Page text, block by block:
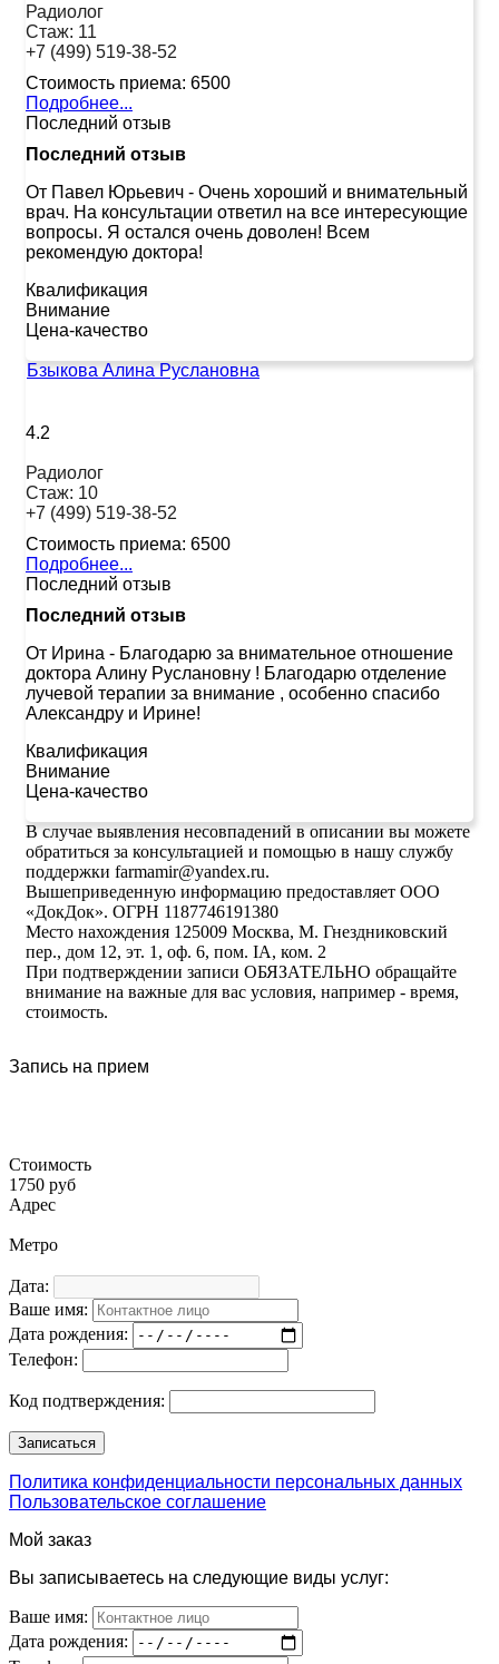
Радиолог
Стаж: 11
+7 (499) 519-38-52
Стоимость приема: 6500
Подробнее...
Последний отзыв
Последний отзыв
От Павел Юрьевич - Очень хороший и внимательный
врач. На консультации ответил на все интересующие
вопросы. Я остался очень доволен! Всем
рекомендую доктора!
Квалификация
Внимание
Цена-качество
Бзыкова Алина Руслановна
4.2
Радиолог
Стаж: 10
+7 (499) 519-38-52
Стоимость приема: 6500
Подробнее...
Последний отзыв
Последний отзыв
От Ирина - Благодарю за внимательное отношение
доктора Алину Руслановну ! Благодарю отделение
лучевой терапии за внимание , особенно спасибо
Александру и Ирине!
Квалификация
Внимание
Цена-качество
В случае выявления несовпадений в описании вы можете
обратиться за консультацией и помощью в нашу службу
поддержки farmamir@yandex.ru.
Вышеприведенную информацию предоставляет ООО
«ДокДок». ОГРН 1187746191380
Место нахождения 125009 Москва, М. Гнездниковский
пер., дом 12, эт. 1, оф. 6, пом. IA, ком. 2
При подтверждении записи ОБЯЗАТЕЛЬНО обращайте
внимание на важные для вас условия, например - время,
стоимость.
Запись на прием
Стоимость
1750 руб
Адрес
Метро
Дата:
Ваше имя:
Дата рождения:
Телефон:
Код подтверждения:
Политика конфиденциальности персональных данных
Пользовательское соглашение
Мой заказ
Вы записываетесь на следующие виды услуг:
Ваше имя:
Дата рождения: